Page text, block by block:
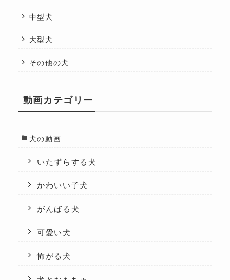
中型犬
大型犬
その他の犬
動画カテゴリー
犬の動画
いたずらする犬
かわいい子犬
がんばる犬
可愛い犬
怖がる犬